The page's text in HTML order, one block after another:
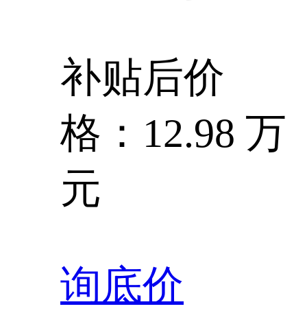
补贴后价
格：12.98 万
元
询底价